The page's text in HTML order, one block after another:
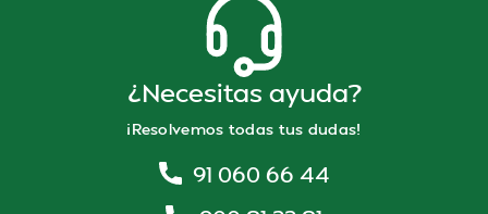
¿Necesitas ayuda?
¡Resolvemos todas tus dudas!
91 060 66 44